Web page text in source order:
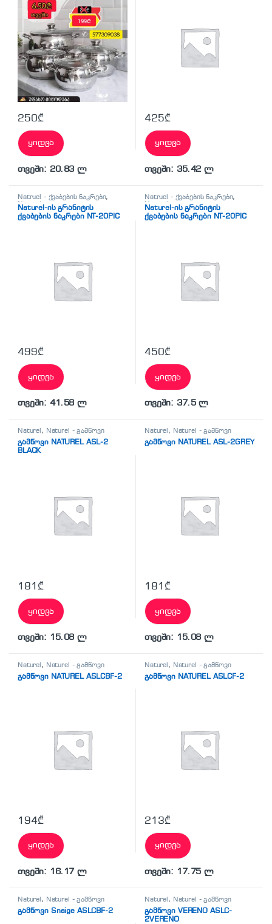
250₾
ყიდვა
თვეში: 20.83 ლ
425₾
ყიდვა
თვეში: 35.42 ლ
Natruel - ქვაბების ნაკრები,
Naturel
Naturel-ის გრანიტის
ქვაბების ნაკრები NT-20PIC
499₾
ყიდვა
თვეში: 41.58 ლ
Natruel - ქვაბების ნაკრები,
Naturel
Naturel-ის გრანიტის
ქვაბების ნაკრები NT-20PIC
450₾
ყიდვა
თვეში: 37.5 ლ
Naturel , Naturel - გამწოვი
გამწოვი NATUREL ASL-2
BLACK
181 ₾
ყიდვა
თვეში: 15.08 ლ
Naturel , Naturel - გამწოვი
გამწოვი NATUREL ASL-2GREY
181 ₾
ყიდვა
თვეში: 15.08 ლ
Naturel , Naturel - გამწოვი
გამწოვი NATUREL ASLCBF-2
194₾
ყიდვა
თვეში: 16.17 ლ
Naturel , Naturel - გამწოვი
გამწოვი NATUREL ASLCF-2
213₾
ყიდვა
თვეში: 17.75 ლ
Naturel , Naturel - გამწოვი
გამწოვი Snaige ASLCBF-2
Naturel , Naturel - გამწოვი
გამწოვი VERENO ASLC-
2VERENO